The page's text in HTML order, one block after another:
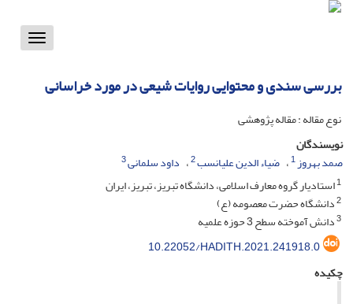
Toggle
بررسی سندی و محتوایی روایات شیعی در مورد خراسانی
نوع مقاله : مقاله پژوهشی
نویسندگان
صمد بهروز1 ضیاء الدین علیانسب2 داود سلمانی3
1استادیار گروه معارف اسلامی، دانشگاه تبریز، تبریز، ایران
2دانشگاه حضرت معصومه (ع)
3دانش آموخته سطح 3 حوزه علمیه
10.22052/HADITH.2021.241918.0
چکیده